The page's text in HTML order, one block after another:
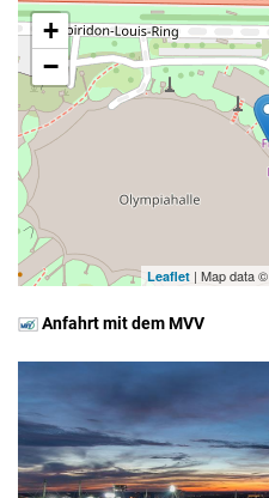
+
−
Leaflet | Map data ©
Anfahrt mit dem MVV